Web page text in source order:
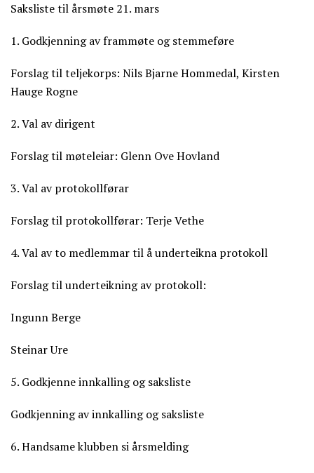
Saksliste til årsmøte 21. mars
1. Godkjenning av frammøte og stemmeføre
Forslag til teljekorps: Nils Bjarne Hommedal, Kirsten
Hauge Rogne
2. Val av dirigent
Forslag til møteleiar: Glenn Ove Hovland
3. Val av protokollførar
Forslag til protokollførar: Terje Vethe
4. Val av to medlemmar til å underteikna protokoll
Forslag til underteikning av protokoll:
Ingunn Berge
Steinar Ure
5. Godkjenne innkalling og saksliste
Godkjenning av innkalling og saksliste
6. Handsame klubben si årsmelding